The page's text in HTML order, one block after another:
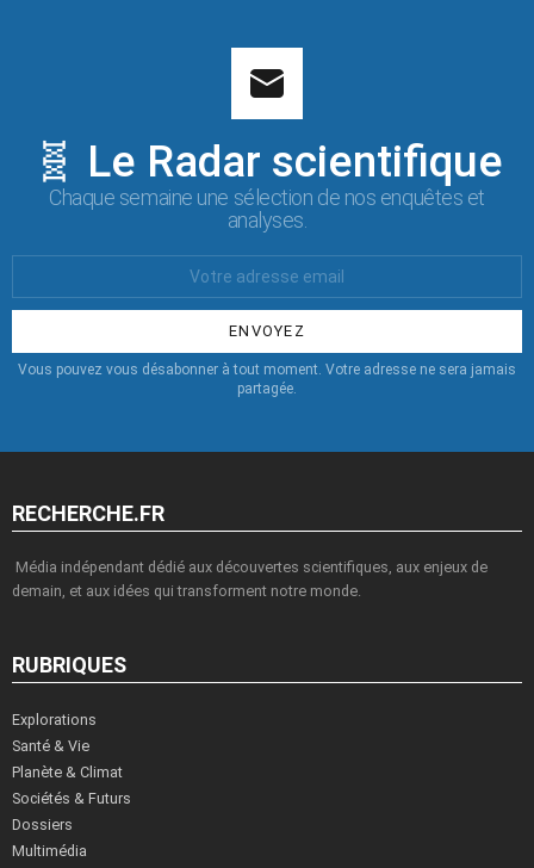
🧬 Le Radar scientifique
Chaque semaine une sélection de nos enquêtes et
analyses.
:
Vous pouvez vous désabonner à tout moment. Votre adresse ne sera jamais
partagée.
RECHERCHE.FR
Média indépendant dédié aux découvertes scientifiques, aux enjeux de
demain, et aux idées qui transforment notre monde.
RUBRIQUES
Explorations
Santé & Vie
Planète & Climat
Sociétés & Futurs
Dossiers
Multimédia